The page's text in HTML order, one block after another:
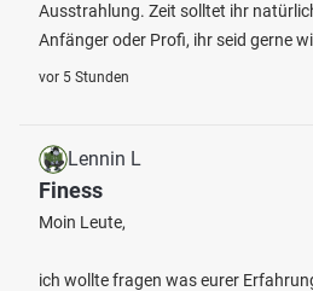
Ausstrahlung. Zeit solltet ihr
Anfänger oder Profi, ihr seid gerne
vor 5 Stunden
Lennin L
Finess
Moin Leute,
ich wollte fragen was eurer